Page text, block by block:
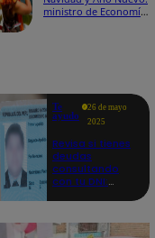
ministro de Economía
Te
ayudo
26 de mayo
2025
Revisa si tienes
deudas
consultando
con tu DNI: